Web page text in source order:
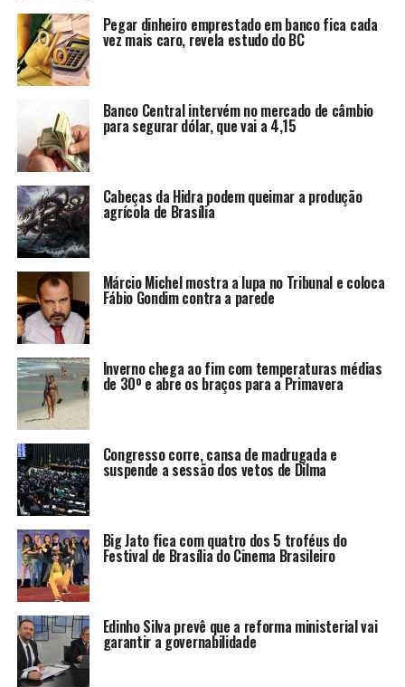
Pegar dinheiro emprestado em banco fica cada
vez mais caro, revela estudo do BC
Banco Central intervém no mercado de câmbio
para segurar dólar, que vai a 4,15
Cabeças da Hidra podem queimar a produção
agrícola de Brasília
Márcio Michel mostra a lupa no Tribunal e coloca
Fábio Gondim contra a parede
Inverno chega ao fim com temperaturas médias
de 30º e abre os braços para a Primavera
Congresso corre, cansa de madrugada e
suspende a sessão dos vetos de Dilma
Big Jato fica com quatro dos 5 troféus do
Festival de Brasília do Cinema Brasileiro
Edinho Silva prevê que a reforma ministerial vai
garantir a governabilidade